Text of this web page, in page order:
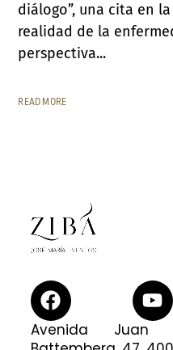
diálogo”, una cita en
realidad de la
perspectiva...
READ MORE
Avenida